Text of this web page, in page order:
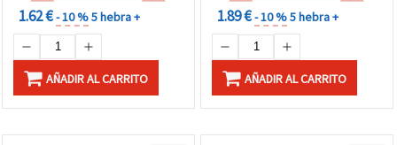
1.62 €- 10 %5 hebra +
AÑADIR AL CARRITO
1.89 €- 10 %5 hebra +
AÑADIR AL CARRITO